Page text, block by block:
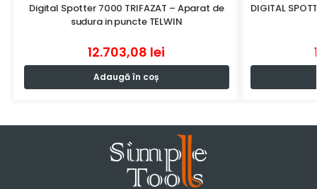
Digital Spotter 7000 TRIFAZAT – Aparat de
sudura in puncte TELWIN
12.703,08 lei
Adaugă în coș
DIGITAL